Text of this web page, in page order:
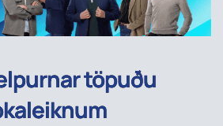
töpuðu